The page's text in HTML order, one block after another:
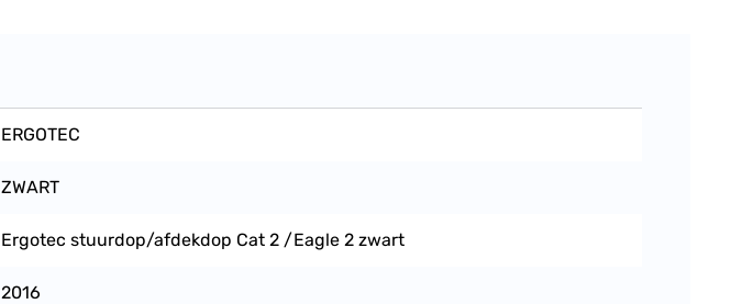
ERGOTEC
ZWART
Ergotec stuurdop/afdekdop Cat 2 /Eagle 2 zwart
2016